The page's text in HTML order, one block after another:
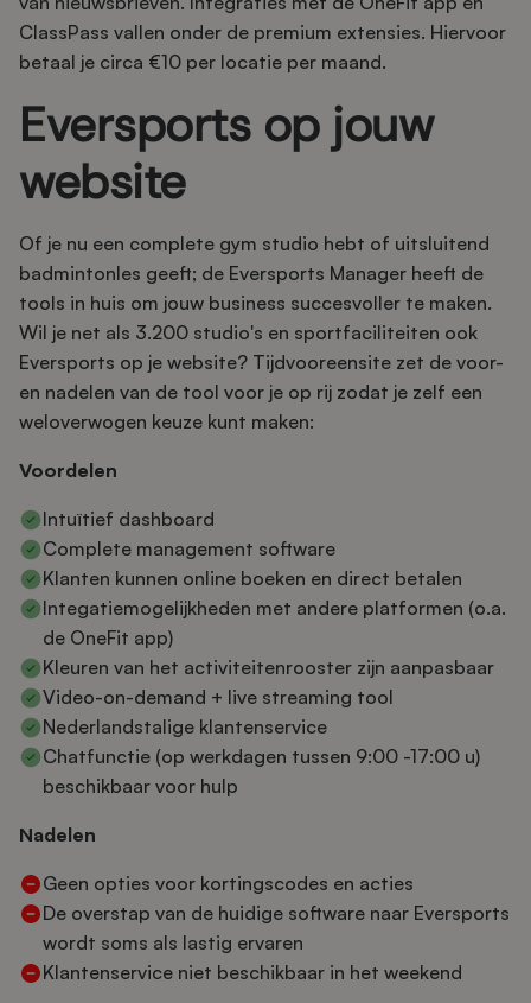
ClassPass vallen onder de premium extensies. Hiervoor
betaal je circa €10 per locatie per maand.
Eversports op jouw
website
Of je nu een complete gym studio hebt of uitsluitend
badmintonles geeft; de Eversports Manager heeft de
tools in huis om jouw business succesvoller te maken.
Wil je net als 3.200 studio's en sportfaciliteiten ook
Eversports op je website? Tijdvooreensite zet de voor-
en nadelen van de tool voor je op rij zodat je zelf een
weloverwogen keuze kunt maken:
Voordelen
Intuïtief dashboard
Complete management software
Klanten kunnen online boeken en direct betalen
Integatiemogelijkheden met andere platformen (o.a.
de OneFit app)
Kleuren van het activiteitenrooster zijn aanpasbaar
Video-on-demand + live streaming tool
Nederlandstalige klantenservice
Chatfunctie (op werkdagen tussen 9:00 -17:00 u)
beschikbaar voor hulp
Nadelen
Geen opties voor kortingscodes en acties
De overstap van de huidige software naar Eversports
wordt soms als lastig ervaren
Klantenservice niet beschikbaar in het weekend